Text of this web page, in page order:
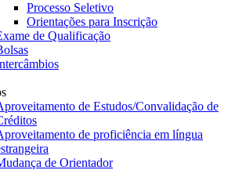
Processo Seletivo
Orientações para Inscrição
de Qualificação
de Estudos/Convalidação de
de proficiência em língua
de Orientador